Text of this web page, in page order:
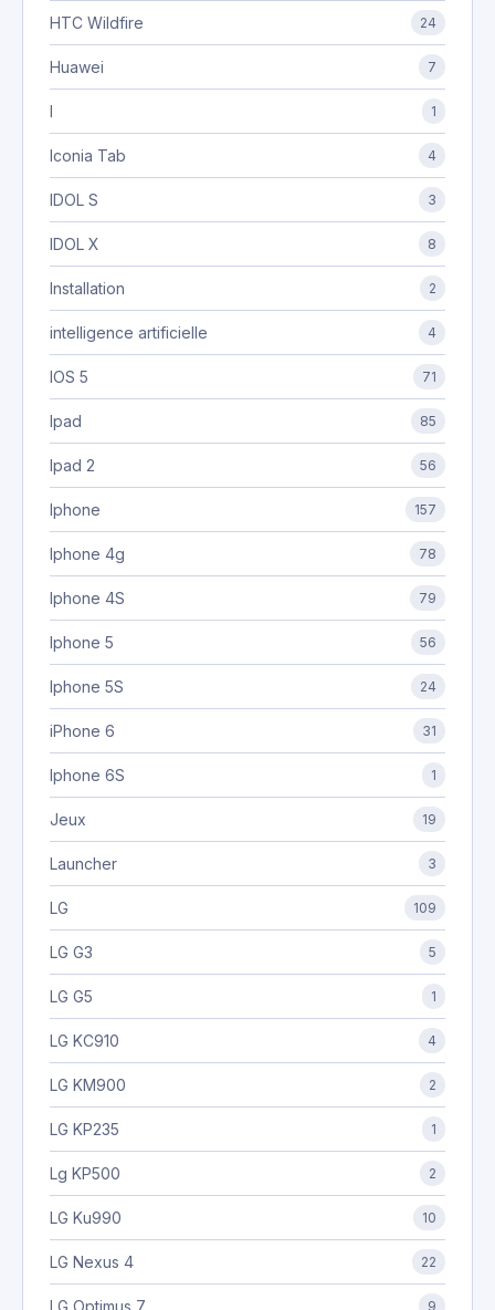
HTC Wildfire 24
Huawei 7
I 1
Iconia Tab 4
IDOL S 3
IDOL X 8
Installation 2
intelligence artificielle 4
IOS 5 71
Ipad 85
Ipad 2 56
Iphone 157
Iphone 4g 78
Iphone 4S 79
Iphone 5 56
Iphone 5S 24
iPhone 6 31
Iphone 6S 1
Jeux 19
Launcher 3
LG 109
LG G3 5
LG G5 1
LG KC910 4
LG KM900 2
LG KP235 1
Lg KP500 2
LG Ku990 10
LG Nexus 4 22
LG Optimus 7 9